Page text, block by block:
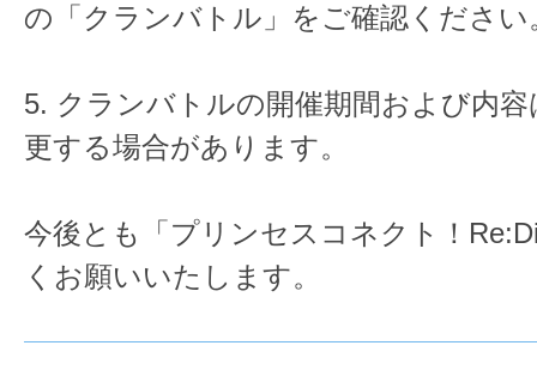
の「クランバトル」をご確認ください
5. クランバトルの開催期間および内
更する場合があります。
今後とも「プリンセスコネクト！
くお願いいたします。